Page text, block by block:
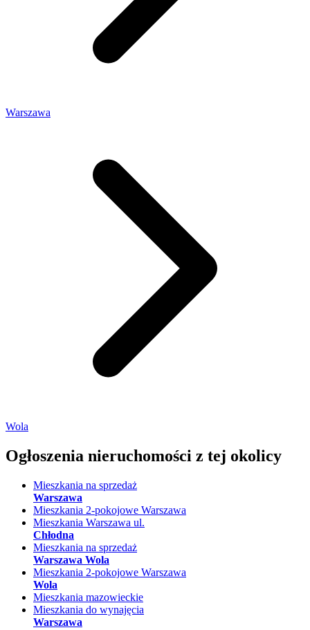
Warszawa
Wola
Ogłoszenia nieruchomości z tej okolicy
Mieszkania na sprzedaż
Warszawa
Mieszkania 2-pokojowe Warszawa
Mieszkania Warszawa ul.
Chłodna
Mieszkania na sprzedaż
Warszawa Wola
Mieszkania 2-pokojowe Warszawa
Wola
Mieszkania mazowieckie
Mieszkania do wynajęcia
Warszawa